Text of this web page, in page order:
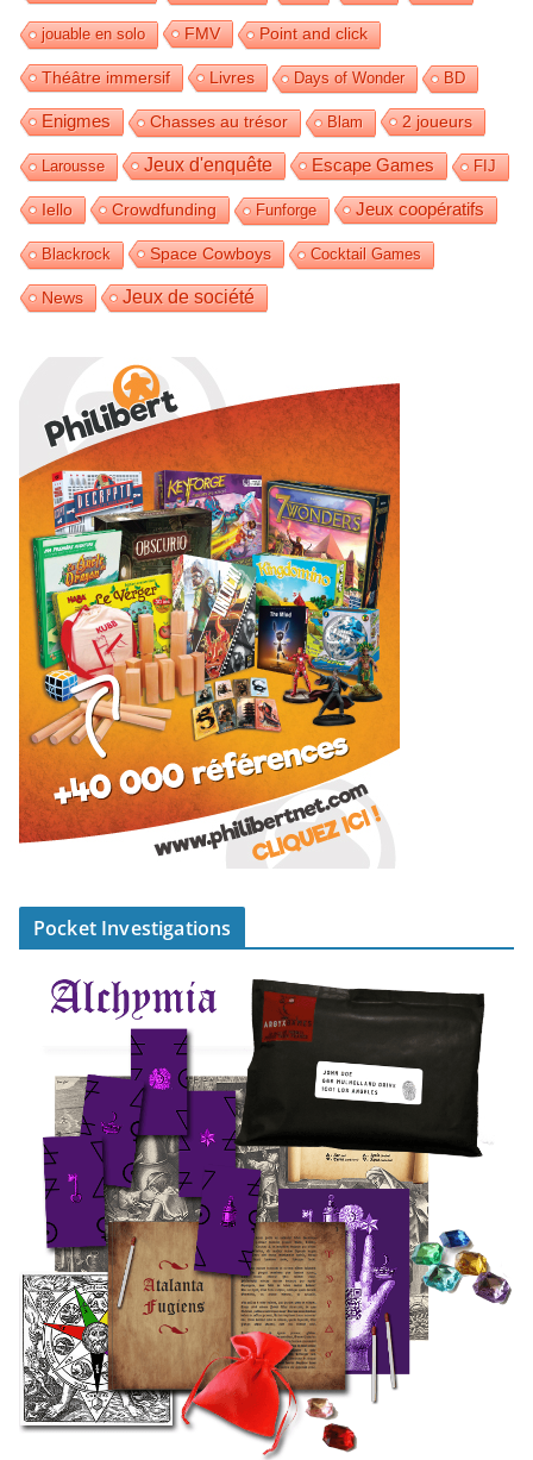
jouable en solo FMV Point and click
Théâtre immersif Livres Days of Wonder BD
Enigmes Chasses au trésor Blam 2 joueurs
Larousse Jeux d'enquête Escape Games FIJ
Iello Crowdfunding Funforge Jeux coopératifs
Blackrock Space Cowboys Cocktail Games
News Jeux de société
Pocket Investigations